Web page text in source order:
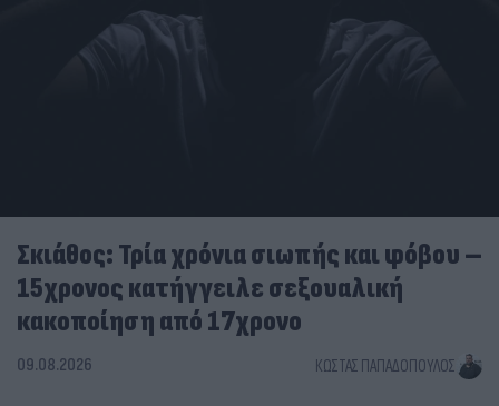
Σκιάθος: Τρία χρόνια σιωπής και φόβου –
15χρονος κατήγγειλε σεξουαλική
κακοποίηση από 17χρονο
09.08.2026 ΚΏΣΤΑΣ ΠΑΠΑΔΌΠΟΥΛΟΣ